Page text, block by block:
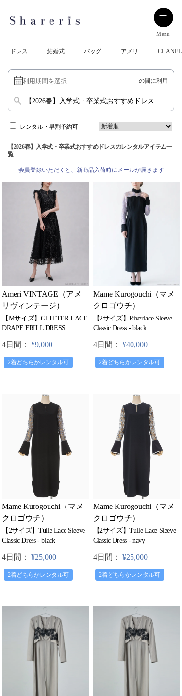
Menu
ドレス 結婚式 バッグ アメリ CHANEL
の間に利用
【2026春】入学式・卒業式おすすめドレス
レンタル・早割予約可
【2026春】入学式・卒業式おすすめドレスのレンタルアイテム一
覧
会員登録いただくと、新商品入荷時にメールが届きます
Ameri VINTAGE（アメ
リヴィンテージ）
【Mサイズ】GLITTER LACE
DRAPE FRILL DRESS
4日間： ¥9,000
2着どちらかレンタル可
Mame Kurogouchi（マメ
クロゴウチ）
【2サイズ】Riverlace Sleeve
Classic Dress - black
4日間： ¥40,000
2着どちらかレンタル可
Mame Kurogouchi（マメ
クロゴウチ）
【2サイズ】Tulle Lace Sleeve
Classic Dress - black
4日間： ¥25,000
2着どちらかレンタル可
Mame Kurogouchi（マメ
クロゴウチ）
【2サイズ】Tulle Lace Sleeve
Classic Dress - navy
4日間： ¥25,000
2着どちらかレンタル可